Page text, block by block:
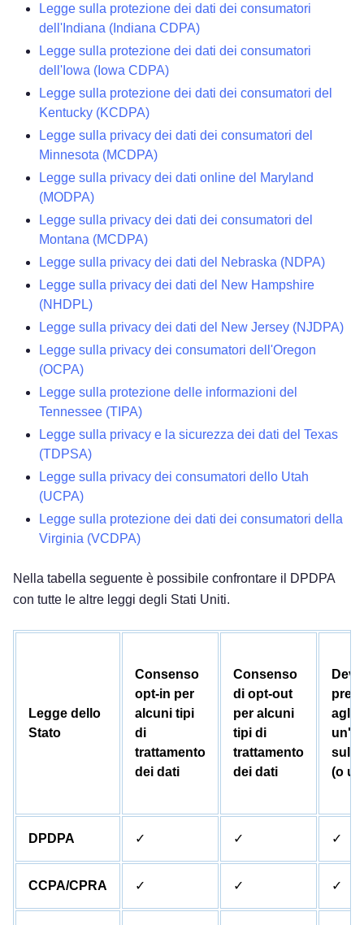
Legge sulla protezione dei dati dei consumatori
dell'Indiana (Indiana CDPA)
Legge sulla protezione dei dati dei consumatori
dell'Iowa (Iowa CDPA)
Legge sulla protezione dei dati dei consumatori del
Kentucky (KCDPA)
Legge sulla privacy dei dati dei consumatori del
Minnesota (MCDPA)
Legge sulla privacy dei dati online del Maryland
(MODPA)
Legge sulla privacy dei dati dei consumatori del
Montana (MCDPA)
Legge sulla privacy dei dati del Nebraska (NDPA)
Legge sulla privacy dei dati del New Hampshire
(NHDPL)
Legge sulla privacy dei dati del New Jersey (NJDPA)
Legge sulla privacy dei consumatori dell'Oregon
(OCPA)
Legge sulla protezione delle informazioni del
Tennessee (TIPA)
Legge sulla privacy e la sicurezza dei dati del Texas
(TDPSA)
Legge sulla privacy dei consumatori dello Utah
(UCPA)
Legge sulla protezione dei dati dei consumatori della
Virginia (VCDPA)
Nella tabella seguente è possibile confrontare il DPDPA
con tutte le altre leggi degli Stati Uniti.
Legge dello
Stato
Consenso
opt-in per
alcuni tipi
di
trattamento
dei dati
Consenso
di opt-out
per alcuni
tipi di
trattamento
dei dati
agli
sulla
(o
DPDPA ✓ ✓ ✓
CCPA/CPRA ✓ ✓ ✓